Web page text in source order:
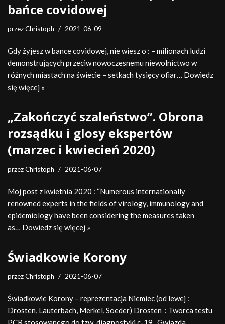
bańce covidowej
przezChristoph 2021-06-09
Gdy żyjesz w bance covidowej, nie wiesz o : – milionach ludzi
demonstrujących przeciw nowoczesnemu niewolnictwo w
różnych miastach na świecie – setkach tysięcy ofiar… Dowiedz
się więcej »
„Zakończyć szaleństwo”. Obrona
rozsądku i glosy ekspertów
(marzec i kwiecień 2020)
przezChristoph 2021-06-07
Moj post z kwietnia 2020 : “Numerous internationally
renowned experts in the fields of virology, immunology and
epidemiology have been considering the measures taken
as… Dowiedz się więcej »
Świadkowie Korony
przezChristoph 2021-06-07
Świadkowie Korony – reprezentacja Niemiec (od lewej :
Drosten, Lauterbach, Merkel, Soeder) Drosten : Tworca testu